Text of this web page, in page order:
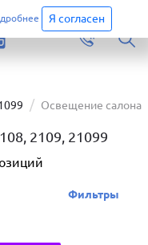
Перейти
Освещение салона
2109, 21099
Фильтры
Я согласен